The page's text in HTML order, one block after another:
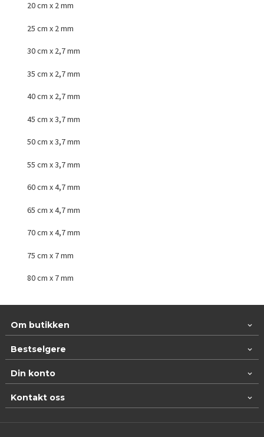
20 cm x 2 mm
25 cm x 2 mm
30 cm x 2,7 mm
35 cm x 2,7 mm
40 cm x 2,7 mm
45 cm x 3,7 mm
50 cm x 3,7 mm
55 cm x 3,7 mm
60 cm x 4,7 mm
65 cm x 4,7 mm
70 cm x 4,7 mm
75 cm x 7 mm
80 cm x 7 mm
Om butikken
Bestselgere
Din konto
Kontakt oss